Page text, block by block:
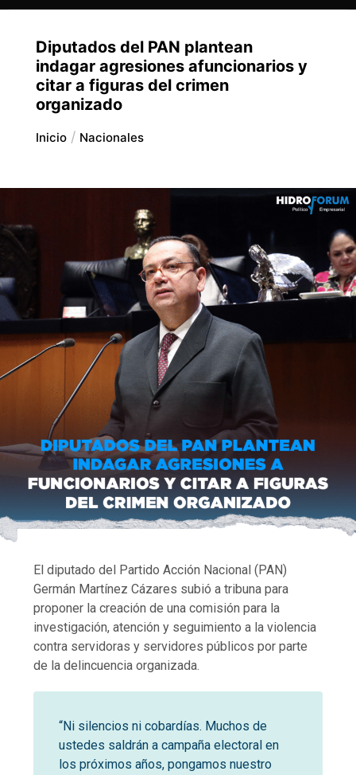
Diputados del PAN plantean
indagar agresiones afuncionarios y
citar a figuras del crimen
organizado
Inicio Nacionales
El diputado del Partido Acción Nacional (PAN)
Germán Martínez Cázares subió a tribuna para
proponer la creación de una comisión para la
investigación, atención y seguimiento a la violencia
contra servidoras y servidores públicos por parte
de la delincuencia organizada.
“Ni silencios ni cobardías. Muchos de
ustedes saldrán a campaña electoral en
los próximos años, pongamos nuestro